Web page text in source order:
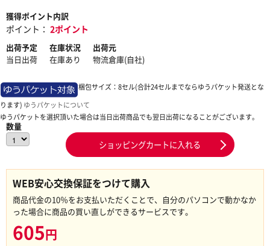
獲得ポイント内訳
ポイント： 2ポイント
出荷予定
当日出荷
在庫状況
在庫あり
出荷元
物流倉庫(自社)
梱包サイズ：8セル(合計24セルまでならゆうパケット発送とな
ります) ゆうパケットについて
ゆうパケットを選択頂いた場合は当日出荷商品でも翌日出荷になることがございます。
数量
ショッピングカートに入れる
WEB安心交換保証をつけて購入
商品代金の10％をお支払いただくことで、自分のパソコンで動かなか
った場合に商品の買い直しができるサービスです。
605円